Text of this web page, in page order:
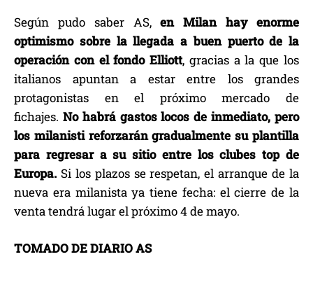
Según pudo saber AS,en Milan hay enorme
optimismo sobre la llegada a buen puerto de la
operación con el fondo Elliott, gracias a la que los
italianos apuntan a estar entre los grandes
protagonistas en el próximo mercado de
fichajes. No habrá gastos locos de inmediato, pero
los milanisti reforzarán gradualmente su plantilla
para regresar a su sitio entre los clubes top de
Europa. Si los plazos se respetan, el arranque de la
nueva era milanista ya tiene fecha: el cierre de la
venta tendrá lugar el próximo 4 de mayo.
TOMADO DE DIARIO AS